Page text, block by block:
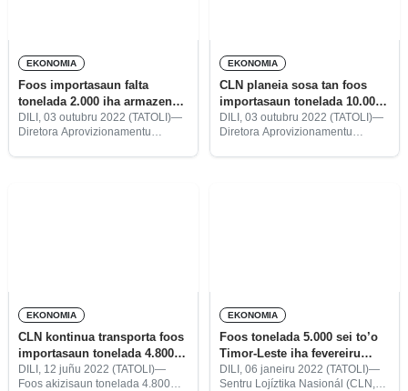
EKONOMIA
Foos importasaun falta
tonelada 2.000 iha armazen
Bebora
DILI, 03 outubru 2022 (TATOLI)—
Diretora Aprovizionamentu
EKONOMIA
CLN planeia sosa tan foos
importasaun tonelada 10.000
tinan oin
DILI, 03 outubru 2022 (TATOLI)—
Diretora Aprovizionamentu
EKONOMIA
CLN kontinua transporta foos
importasaun tonelada 4.800
ba armazen nasionál
DILI, 12 juñu 2022 (TATOLI)—
Foos akizisaun tonelada 4.800
EKONOMIA
Foos tonelada 5.000 sei to’o
Timor-Leste iha fevereiru
2022
DILI, 06 janeiru 2022 (TATOLI)—
Sentru Lojíztika Nasionál (CLN,